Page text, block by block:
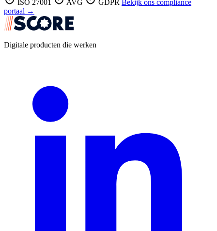
ISO 27001 AVG GDPR Bekijk ons compliance
portaal →
Digitale producten die werken